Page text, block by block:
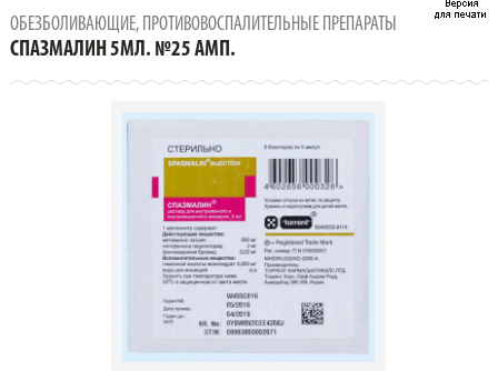
СПАЗМАЛИН 5МЛ. №25 АМП.
ОБЕЗБОЛИВАЮЩИЕ, ПРОТИВОВОСПАЛИТЕЛЬНЫЕ ПРЕПАРАТЫ
СПАЗМАЛИН 5МЛ. №25 АМП.